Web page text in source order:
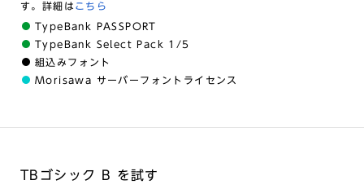
す。詳細は こちら
TypeBank PASSPORT
TypeBank Select Pack 1/5
組込みフォント
Morisawa サーバーフォントライセンス
TBゴシック B を試す